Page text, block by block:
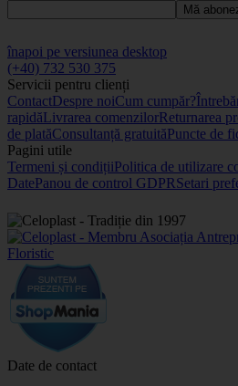
Mă
înapoi pe versiunea desktop
(+40) 732 530 375
Servicii pentru clienți
ContactDespre noiCum cumpăr?
rapidăLivrarea comenzilorReturnarea
de platăConsultanță gratuităPuncte de
Pagini utile
Termeni și condițiiPolitica de utilizare
DatePanou de control GDPRSetari
Date de contact